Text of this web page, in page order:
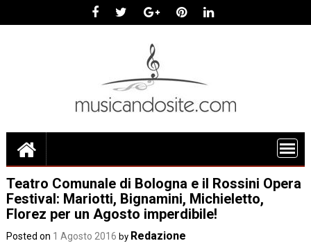
Teatro Comunale di Bologna e il Rossini Opera
Festival: Mariotti, Bignamini, Michieletto,
Florez per un Agosto imperdibile!
Posted on 1 Agosto 2016 by Redazione